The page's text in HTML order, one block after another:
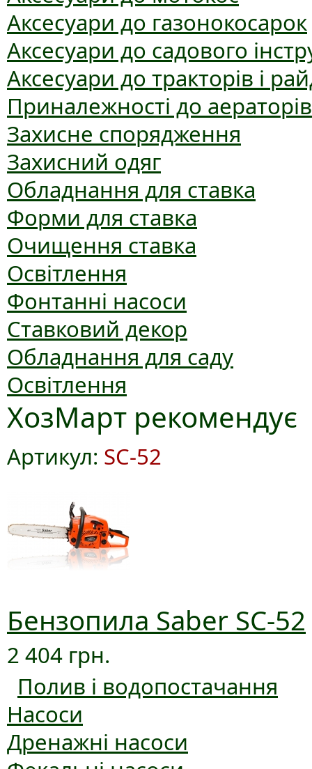
Аксесуари до газонокосарок
Аксесуари до садового
Аксесуари до тракторів і
Приналежності до аераторів
Захисне спорядження
Захисний одяг
Обладнання для ставка
Форми для ставка
Очищення ставка
Освітлення
Фонтанні насоси
Ставковий декор
Обладнання для саду
Освітлення
ХозМарт рекомендує
Артикул: SC-52
Бензопила Saber SC-52
2 404 грн.
Полив і водопостачання
Насоси
Дренажні насоси